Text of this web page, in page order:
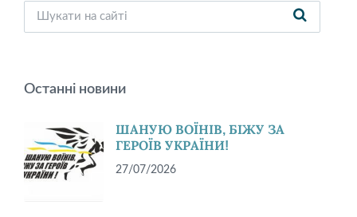
Останні новини
ШАНУЮ ВОЇНІВ, БІЖУ ЗА
ГЕРОЇВ УКРАЇНИ!
27/07/2026